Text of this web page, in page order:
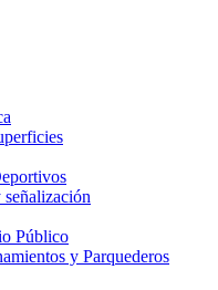
señalización
Público
y Parquederos